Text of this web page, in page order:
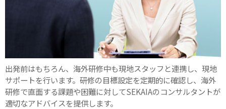
出発前はもちろん、海外研修中も現地スタッフと連携し、現地
サポートを行います。研修の目標設定を定期的に確認し、海外
研修で直面する課題や困難に対してSEKAIAのコンサルタントが
適切なアドバイスを提供します。